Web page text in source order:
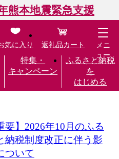
熊本地震緊急支援
特集・
キャンペーン
ふるさと納税
を
はじめる
気に入り 返礼品カート
メニ
ュー
要】2026年10月のふる
納税制度改正に伴う影
ついて